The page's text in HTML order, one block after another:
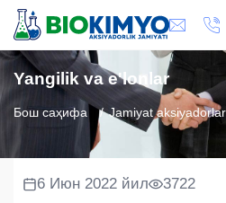
Yangilik va e'lonlar
Бош саҳифа Jamiyat
6 Июн 2022 йил 3722